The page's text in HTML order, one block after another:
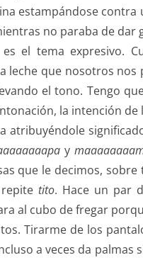
estampándose contra
no paraba de dar
es el tema expresivo.
leche que nosotros
el tono. Tengo
la intención de
atribuyéndole
y
que le decimos,
tito. Hace un par
al cubo de fregar
Tirarme de los
a veces da palmas